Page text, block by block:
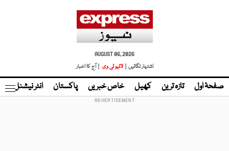
AUGUST 06, 2026
اشتہار لگائیں |
لائیو ٹی وی | آج کا اخبار
صفحۂ اول تازہ ترین کھیل خاص خبریں پاکستان انٹر نیشنل